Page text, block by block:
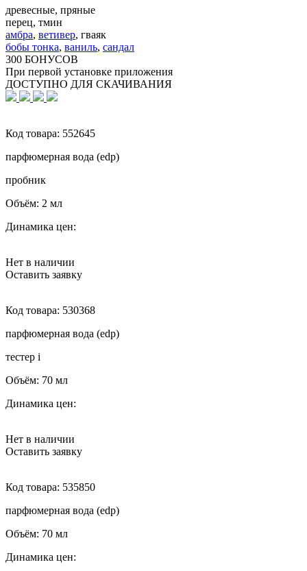
древесные, пряные
перец, тмин
амбра, ветивер, гваяк
бобы тонка, ваниль, сандал
300 БОНУСОВ
При первой установке приложения
ДОСТУПНО ДЛЯ СКАЧИВАНИЯ
Код товара: 552645
парфюмерная вода (edp)
пробник
Объём: 2 мл
Динамика цен:
Нет в наличии
Оставить заявку
Код товара: 530368
парфюмерная вода (edp)
тестер i
Объём: 70 мл
Динамика цен:
Нет в наличии
Оставить заявку
Код товара: 535850
парфюмерная вода (edp)
Объём: 70 мл
Динамика цен: